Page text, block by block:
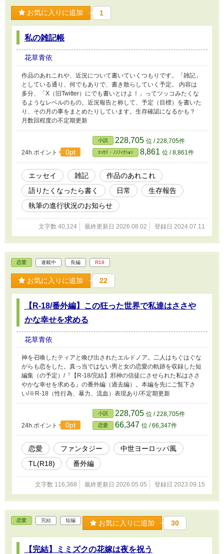
お気に入りに追加 1
私の雑記帳
花草青依
作品のあれこれや、近況について書いていくつもりです。「雑記」
としている通り、何でもありで、書き散らしていく予定。 内容は
多分、「X（旧Twitter）にでも書いとけよ！」ってツッコみたくな
るようなレベルのもの。近況報告と称して、予定（目標）を書いた
り、その月の事をまとめたりしています。生存確認になるかも？
月数回程度の不定期更新
24h.ポイント 0pt
小説 228,705 位 / 228,705件
ｴｯｾｲ・ﾉﾝﾌｨｸｼｮﾝ 8,861 位 / 8,861件
エッセイ 雑記
作品のあれこれ
語りたくなったら書く
日常
生存報告
執筆の進行状況のお知らせ
文字数 40,124 最終更新日 2026.08.02 登録日 2024.07.11
恋愛 連載中 長編 R18
お気に入りに追加 22
【R-18/番外編】この狂った世界で私達はささや
かな幸せを求める
花草青依
神を召喚したティアと喚び出されたエルドノア。二人はちぐはぐな
がらも恋をした。真っ当ではない男と女の恋愛の軌跡を収録した短
編集（の予定）/『【R-18/完結】邪神の信徒にさせられた私はささ
やかな幸せを求める』の番外編（過去編）。本編を先にご覧下さ
い/※R-18（性行為、暴力、流血）表現あり/不定期更新
24h.ポイント 0pt
小説 228,705 位 / 228,705件
恋愛 66,347 位 / 66,347件
恋愛 ファンタジー
中世ヨーロッパ風
TL(R18)
番外編
文字数 116,368 最終更新日 2026.05.05 登録日 2023.09.15
恋愛 完結 短編 お気に入りに追加 30
【完結】ミミズクの花嫁は夜を祝う